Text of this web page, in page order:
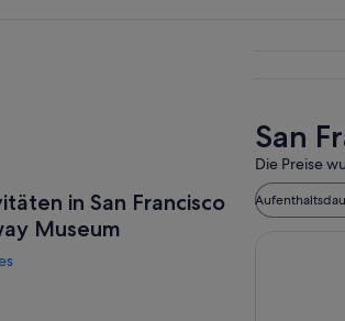
in San Francisco
Museum
San
Die Preise